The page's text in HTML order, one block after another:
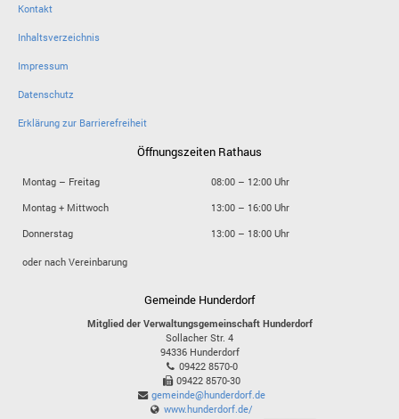
Kontakt
Inhaltsverzeichnis
Impressum
Datenschutz
Erklärung zur Barrierefreiheit
Öffnungszeiten Rathaus
Montag – Freitag
08:00 – 12:00 Uhr
Montag + Mittwoch
13:00 – 16:00 Uhr
Donnerstag
13:00 – 18:00 Uhr
oder nach Vereinbarung
Gemeinde Hunderdorf
Mitglied der Verwaltungsgemeinschaft Hunderdorf
Sollacher Str. 4
94336 Hunderdorf
09422 8570-0
09422 8570-30
gemeinde@hunderdorf.de
www.hunderdorf.de/